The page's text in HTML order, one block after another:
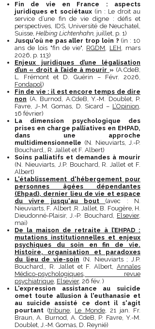
Fin de vie en France : aspects
juridiques et sociétaux(in : Le droit au
service d’une fin de vie digne : défis et
perspectives, IDS, Université de Neuchatel,
Suisse, Helbing Lichtenhahn, juillet, p. 1)
Jusqu'où ne pas aller trop loin ? (in : 10
ans de lois "fin de vie", RGDM, LEH, mars
2026, p. 113)
Enjeux juridiques d’une légalisation
d’un « droit à l’aide à mourir » (A.CdeB,
L. Frémont et D. Guérin – Févr. 2026,
Fondapol)
Fin de vie : il est encore temps de dire
non (A. Burnod, A.CdeB, Y.-M. Doublet, P.
Favre, J-.M. Gomas, D. Sicard – L’Opinion,
16 février)
La dimension psychologique des
prises en charge palliatives en EHPAD,
dans une approche
multidimensionnelle (N. Nieuviarts, J.-P.
Bouchard,, R. Jallet et F. Albert)
Soins palliatifs et demandes à mourir
(N. Nieuviarts, J.P. Bouchard, R. Jallet et F.
Albert)
L'établissement d'hébergement pour
personnes âgées dépendantes
(Ehpad), dernier lieu de vie et espace
du vivre jusqu'au bout (avec : N.
Nieuviarts, F. Albert ,R. Jallet, B. Fougère, H.
Dieudonné-Plaisir, J.-P. Bouchard, Elsevier,
mai)
De la maison de retraite à l’EHPAD :
mutations institutionnelles et enjeux
psychiques du soin en fin de vie.
Histoire, organisation et paradoxes
du lieu de vie-soin (N. Nieuviarts ; J.P.
Bouchard,, R. Jallet et F. Albert, Annales
Médico-psychologiques, revue
psychiatrique, Elsevier, 26 fév. )
L'expression assistance au suicide
omet toute allusion à l'euthanasie et
au suicide assisté ce dont il s'agit
pourtant (tribune, Le Monde, 21 jan. Fr.
Braun, A. Burnod, A. CdeB, P. Favre, Y.-M.
Doublet, J.-M. Gomas, D. Reynié)